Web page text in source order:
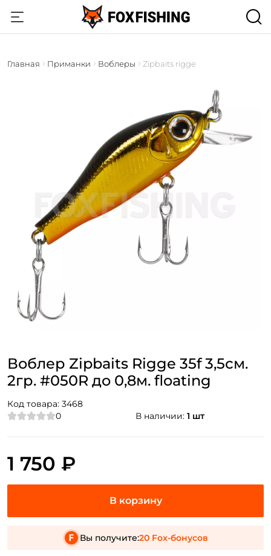
Главная Приманки Воблеры Zipbaits rigge
Воблер Zipbaits Rigge 35f 3,5см.
2гр. #050R до 0,8м. floating
Код товара: 3468
0
В наличии: 1 шт
1 750 ₽
Вы получите:20 Fox-бонусов